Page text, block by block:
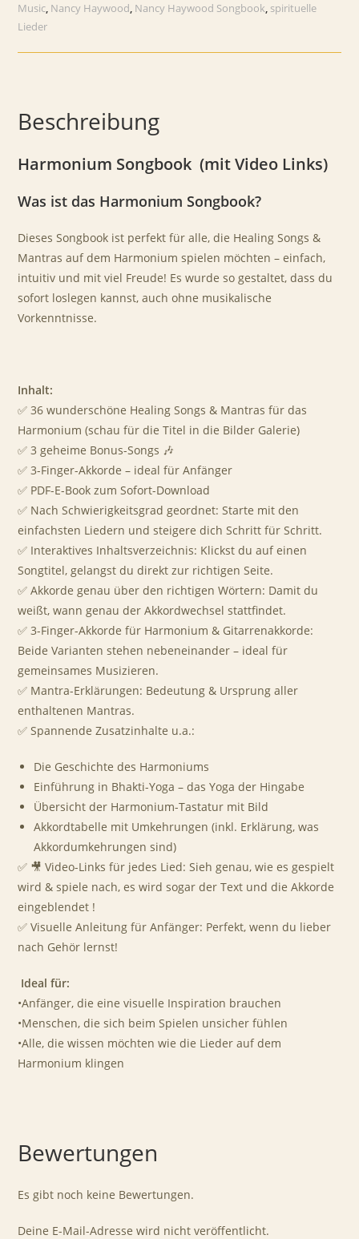
Music
(inklusive
Music, Nancy Haywood, Nancy Haywood Songbook, spirituelle
Lieder
Beschreibung
Harmonium Songbook (mit Video Links)
Was ist das Harmonium Songbook?
Dieses Songbook ist perfekt für alle, die Healing Songs &
Mantras auf dem Harmonium spielen möchten – einfach,
intuitiv und mit viel Freude! Es wurde so gestaltet, dass du
sofort loslegen kannst, auch ohne musikalische
Vorkenntnisse.
Inhalt:
✅ 36 wunderschöne Healing Songs & Mantras für das
Harmonium (schau für die Titel in die Bilder Galerie)
✅ 3 geheime Bonus-Songs 🎶
✅ 3-Finger-Akkorde – ideal für Anfänger
✅ PDF-E-Book zum Sofort-Download
✅ Nach Schwierigkeitsgrad geordnet: Starte mit den
einfachsten Liedern und steigere dich Schritt für Schritt.
✅ Interaktives Inhaltsverzeichnis: Klickst du auf einen
Songtitel, gelangst du direkt zur richtigen Seite.
✅ Akkorde genau über den richtigen Wörtern: Damit du
weißt, wann genau der Akkordwechsel stattfindet.
✅ 3-Finger-Akkorde für Harmonium & Gitarrenakkorde:
Beide Varianten stehen nebeneinander – ideal für
gemeinsames Musizieren.
✅ Mantra-Erklärungen: Bedeutung & Ursprung aller
enthaltenen Mantras.
✅ Spannende Zusatzinhalte u.a.:
Die Geschichte des Harmoniums
Einführung in Bhakti-Yoga – das Yoga der Hingabe
Übersicht der Harmonium-Tastatur mit Bild
Akkordtabelle mit Umkehrungen (inkl. Erklärung, was
Akkordumkehrungen sind)
✅ 🎥 Video-Links für jedes Lied: Sieh genau, wie es gespielt
wird & spiele nach, es wird sogar der Text und die Akkorde
eingeblendet !
✅ Visuelle Anleitung für Anfänger: Perfekt, wenn du lieber
nach Gehör lernst!
Ideal für:
•Anfänger, die eine visuelle Inspiration brauchen
•Menschen, die sich beim Spielen unsicher fühlen
•Alle, die wissen möchten wie die Lieder auf dem
Harmonium klingen
Bewertungen
Es gibt noch keine Bewertungen.
Deine E-Mail-Adresse wird nicht veröffentlicht.